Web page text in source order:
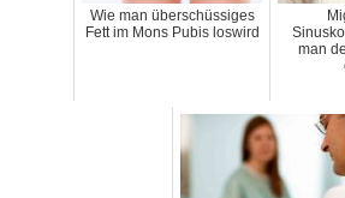
Wie man überschüssiges
Fett im Mons Pubis loswird
man